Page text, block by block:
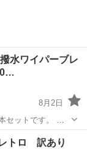
水ワイパーブレ
8月2日
ットです。 ・
くれるタイプ
トロ 訳あり